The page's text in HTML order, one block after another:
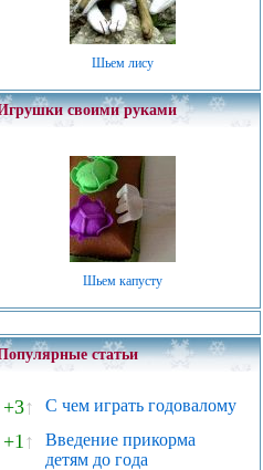
Шьем лису
своими руками
Шьем капусту
статьи
+3↑ С чем играть годовалому
+1↑
Введение прикорма
детям до года